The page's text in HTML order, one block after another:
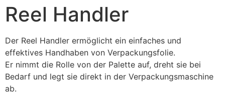
Reel Handler
Der Reel Handler ermöglicht ein einfaches und
effektives Handhaben von Verpackungsfolie.
Er nimmt die Rolle von der Palette auf, dreht sie bei
Bedarf und legt sie direkt in der Verpackungsmaschine
ab.